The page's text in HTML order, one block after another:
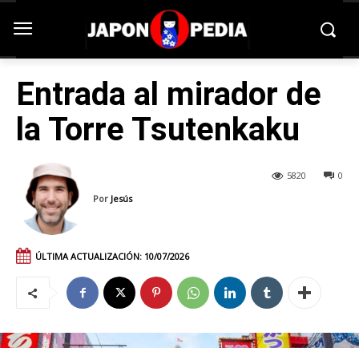
Entrada al mirador de
la Torre Tsutenkaku
0
5820
Por Jesús
ÚLTIMA ACTUALIZACIÓN: 10/07/2026